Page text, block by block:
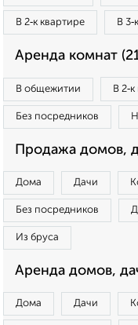
В 2‑к квартире В
Аренда комнат
В общежитии В
Без посредников
Продажа домов,
Дома Дачи
Без посредников
Из бруса
Аренда домов,
Дома Дачи